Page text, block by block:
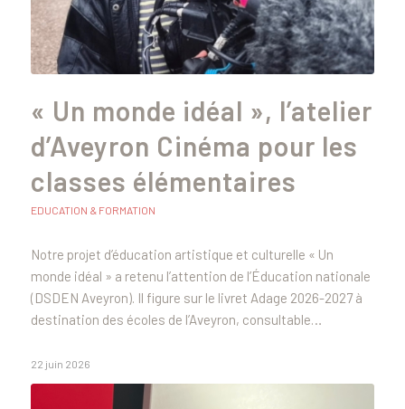
« Un monde idéal », l’atelier
d’Aveyron Cinéma pour les
classes élémentaires
EDUCATION & FORMATION
Notre projet d’éducation artistique et culturelle « Un
monde idéal » a retenu l’attention de l’Éducation nationale
(DSDEN Aveyron). Il figure sur le livret Adage 2026-2027 à
destination des écoles de l’Aveyron, consultable…
22 juin 2026